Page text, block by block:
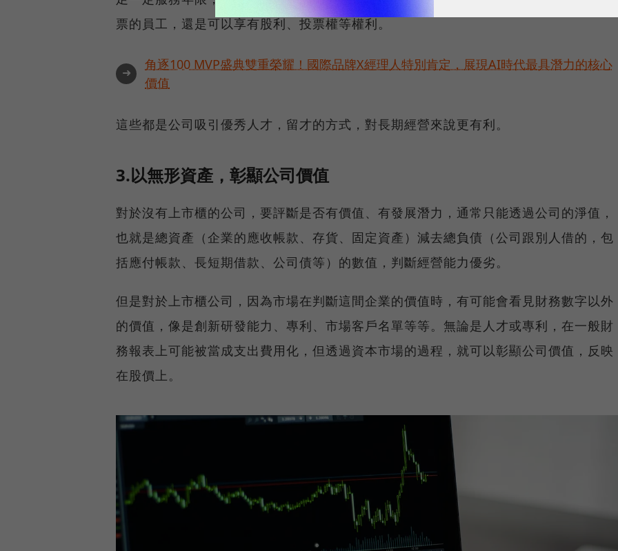
票的員工，還是可以享有股利、投票權等權利。
➜
角逐100 MVP盛典雙重榮耀！國際品牌X經理人特別肯定，展現AI時代最具潛力的核心
價值
這些都是公司吸引優秀人才，留才的方式，對長期經營來說更有利。
3.以無形資產，彰顯公司價值
對於沒有上市櫃的公司，要評斷是否有價值、有發展潛力，通常只能透過公司的淨值，
也就是總資產（企業的應收帳款、存貨、固定資產）減去總負債（公司跟別人借的，包
括應付帳款、長短期借款、公司債等）的數值，判斷經營能力優劣。
但是對於上市櫃公司，因為市場在判斷這間企業的價值時，有可能會看見財務數字以外
的價值，像是創新研發能力、專利、市場客戶名單等等。無論是人才或專利，在一般財
務報表上可能被當成支出費用化，但透過資本市場的過程，就可以彰顯公司價值，反映
在股價上。